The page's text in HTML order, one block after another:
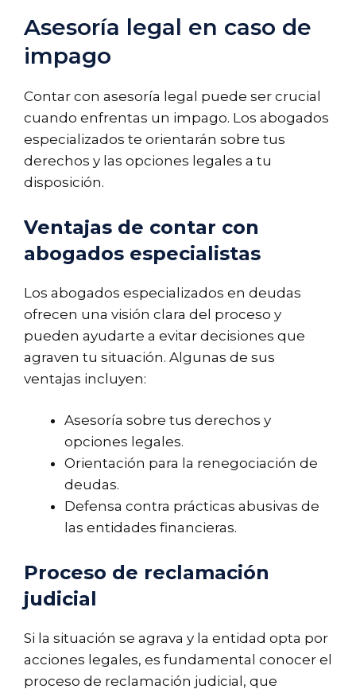
Asesoría legal en caso de
impago
Contar con asesoría legal puede ser crucial
cuando enfrentas un impago. Los abogados
especializados te orientarán sobre tus
derechos y las opciones legales a tu
disposición.
Ventajas de contar con
abogados especialistas
Los abogados especializados en deudas
ofrecen una visión clara del proceso y
pueden ayudarte a evitar decisiones que
agraven tu situación. Algunas de sus
ventajas incluyen:
Asesoría sobre tus derechos y
opciones legales.
Orientación para la renegociación de
deudas.
Defensa contra prácticas abusivas de
las entidades financieras.
Proceso de reclamación
judicial
Si la situación se agrava y la entidad opta por
acciones legales, es fundamental conocer el
proceso de reclamación judicial, que